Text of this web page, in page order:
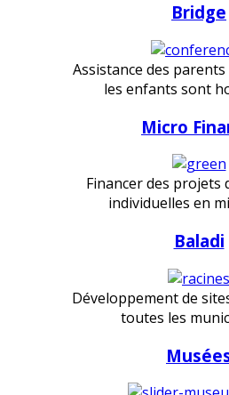
Bridge
Assistance des
les enfants sont
Micro
Financer des projets
individuelles en
Baladi
Développement de
toutes les